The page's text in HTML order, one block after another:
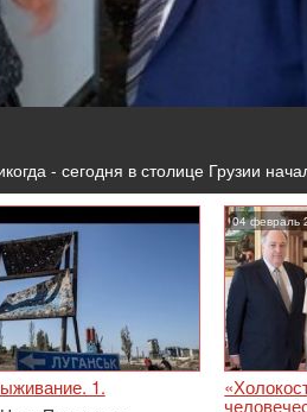
- сегодня в столице Грузии
1.
04 февраль